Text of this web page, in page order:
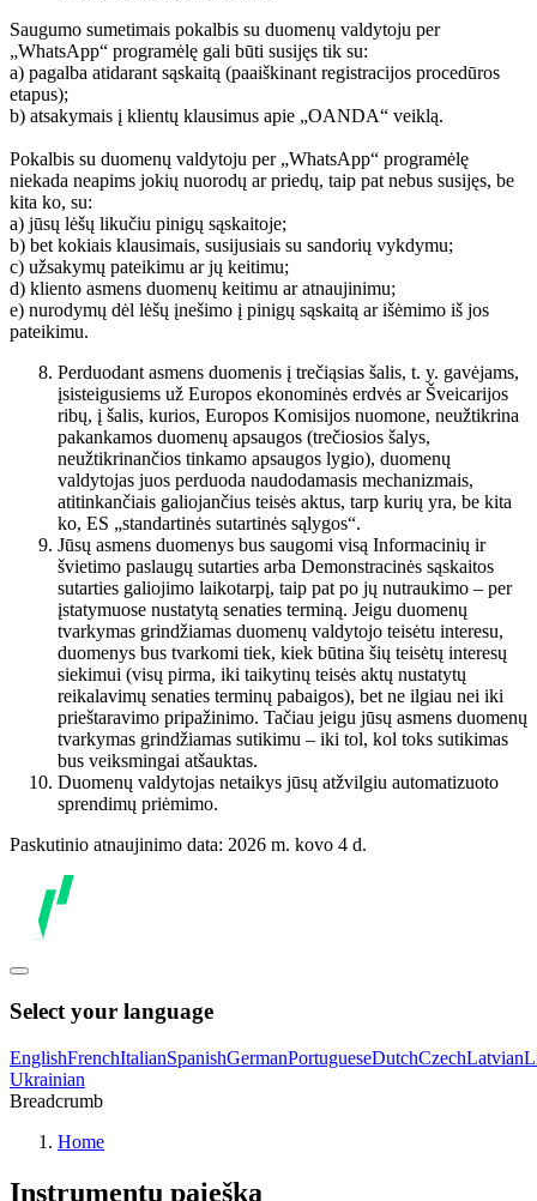
Saugumo sumetimais pokalbis su duomenų valdytoju per
„WhatsApp“ programėlę gali būti susijęs tik su:
a) pagalba atidarant sąskaitą (paaiškinant registracijos procedūros
etapus);
b) atsakymais į klientų klausimus apie „OANDA“ veiklą.
Pokalbis su duomenų valdytoju per „WhatsApp“ programėlę
niekada neapims jokių nuorodų ar priedų, taip pat nebus susijęs, be
kita ko, su:
a) jūsų lėšų likučiu pinigų sąskaitoje;
b) bet kokiais klausimais, susijusiais su sandorių vykdymu;
c) užsakymų pateikimu ar jų keitimu;
d) kliento asmens duomenų keitimu ar atnaujinimu;
e) nurodymų dėl lėšų įnešimo į pinigų sąskaitą ar išėmimo iš jos
pateikimu.
Perduodant asmens duomenis į trečiąsias šalis, t. y. gavėjams,
įsisteigusiems už Europos ekonominės erdvės ar Šveicarijos
ribų, į šalis, kurios, Europos Komisijos nuomone, neužtikrina
pakankamos duomenų apsaugos (trečiosios šalys,
neužtikrinančios tinkamo apsaugos lygio), duomenų
valdytojas juos perduoda naudodamasis mechanizmais,
atitinkančiais galiojančius teisės aktus, tarp kurių yra, be kita
ko, ES „standartinės sutartinės sąlygos“.
Jūsų asmens duomenys bus saugomi visą Informacinių ir
švietimo paslaugų sutarties arba Demonstracinės sąskaitos
sutarties galiojimo laikotarpį, taip pat po jų nutraukimo – per
įstatymuose nustatytą senaties terminą. Jeigu duomenų
tvarkymas grindžiamas duomenų valdytojo teisėtu interesu,
duomenys bus tvarkomi tiek, kiek būtina šių teisėtų interesų
siekimui (visų pirma, iki taikytinų teisės aktų nustatytų
reikalavimų senaties terminų pabaigos), bet ne ilgiau nei iki
prieštaravimo pripažinimo. Tačiau jeigu jūsų asmens duomenų
tvarkymas grindžiamas sutikimu – iki tol, kol toks sutikimas
bus veiksmingai atšauktas.
Duomenų valdytojas netaikys jūsų atžvilgiu automatizuoto
sprendimų priėmimo.
Paskutinio atnaujinimo data: 2026 m. kovo 4 d.
Select your language
EnglishFrenchItalianSpanishGermanPortugueseDutchCzechLatvian
Ukrainian
Breadcrumb
Home
Instrumentų paieška